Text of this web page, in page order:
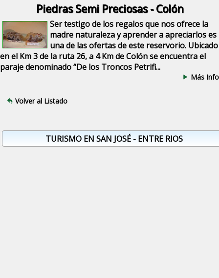
Piedras Semi Preciosas - Colón
Ser testigo de los regalos que nos ofrece la
madre naturaleza y aprender a apreciarlos es
una de las ofertas de este reservorio. Ubicado
en el Km 3 de la ruta 26, a 4 Km de Colónse encuentra el
paraje denominado “De los Troncos Petrifi...
Más Info
Volver al Listado
TURISMO EN SAN JOSÉ - ENTRE RIOS